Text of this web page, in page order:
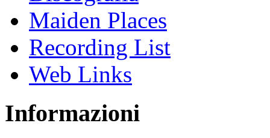
Maiden Places
Recording List
Web Links
Informazioni